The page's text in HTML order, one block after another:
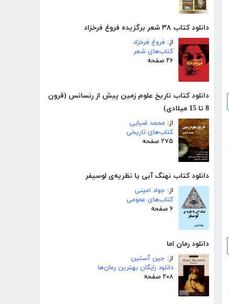
دانلود کتاب ۳۸ شعر برگزیده فروغ فرخزاد
از: فروغ فرخزاد
کتاب‌های شعر
۲۶ صفحه
دانلود کتاب تاریخ علوم زمین پیش از رنسانس (قرون
8 تا 15 میلادی)
از: محمد ضیایی
کتاب‌های تاریخی
۲۷۵ صفحه
دانلود کتاب نهنگ آبی یا نظریه‌ی لوسیفر
از: جواد امینی
کتاب‌های عمومی
۶ صفحه
دانلود رمان اما
از: جین آستین
دانلود رایگان بهترین رمان‌ها
۲۰۸ صفحه